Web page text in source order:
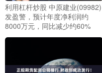
利用杠杆炒股 中原建业(09982)
发盈警，预计年度净利润约
8000万元，同比减少约60%